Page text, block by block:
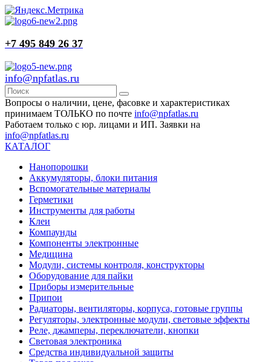
+7 495 849 26 37
info@npfatlas.ru
Вопросы о наличии, цене, фасовке и характеристиках
принимаем ТОЛЬКО по почте info@npfatlas.ru
Работаем только с юр. лицами и ИП. Заявки на
info@npfatlas.ru
КАТАЛОГ
Нанопорошки
Аккумуляторы, блоки питания
Вспомогательные материалы
Герметики
Инструменты для работы
Клеи
Компаунды
Компоненты электронные
Медицина
Модули, системы контроля, конструкторы
Оборудование для пайки
Приборы измерительные
Припои
Радиаторы, вентиляторы, корпуса, готовые группы
Регуляторы, электронные модули, световые эффекты
Реле, джамперы, переключатели, кнопки
Световая электроника
Средства индивидуальной защиты